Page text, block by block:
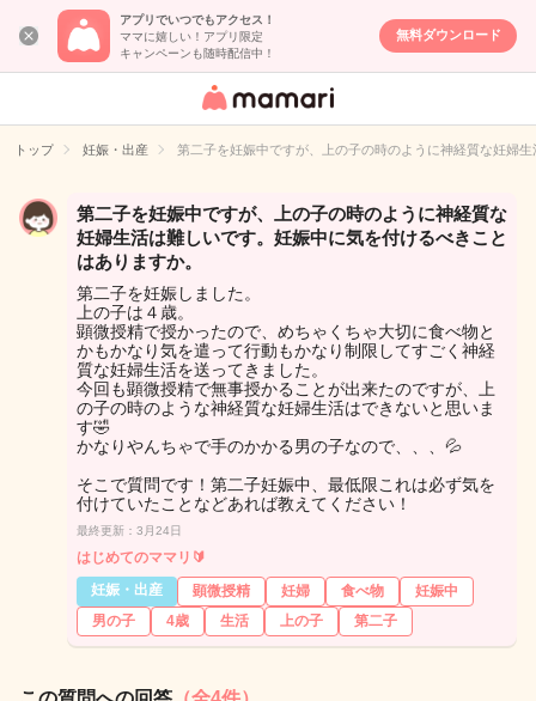
アプリでいつでもアクセス！
ママに嬉しい！アプリ限定
キャンペーンも随時配信中！
無料ダウンロード
女性専用匿名QA
イト
トップ 妊娠・出産 第二子を妊娠中ですが、上の子の時のように神経質な妊婦
第二子を妊娠中ですが、上の子の時のように神経質な
妊婦生活は難しいです。妊娠中に気を付けるべきこと
はありますか。
第二子を妊娠しました。
上の子は４歳。
顕微授精で授かったので、めちゃくちゃ大切に食べ物と
かもかなり気を遣って行動もかなり制限してすごく神経
質な妊婦生活を送ってきました。
今回も顕微授精で無事授かることが出来たのですが、上
の子の時のような神経質な妊婦生活はできないと思いま
す🤣
かなりやんちゃで手のかかる男の子なので、、、💦
そこで質問です！第二子妊娠中、最低限これは必ず気を
付けていたことなどあれば教えてください！
最終更新：3月24日
はじめてのママリ🔰
妊娠・出産
顕微授精 妊婦 食べ物
妊娠中
男の子
4歳 生活 上の子 第二子